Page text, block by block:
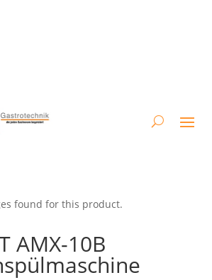
found for this product.
AMX-10B